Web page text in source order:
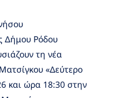
Δήμου Ρόδου
τη νέα
«Δεύτερο
και ώρα 18:30 στην